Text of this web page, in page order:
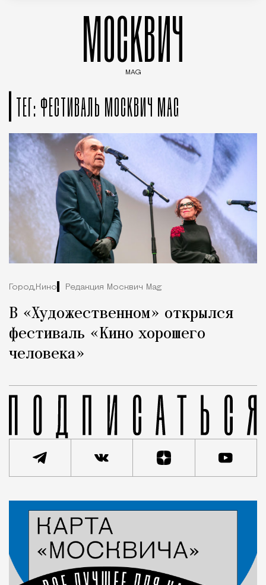
МОСКВИЧ
MAG
ТЕГ: ФЕСТИВАЛЬ МОСКВИЧ MAG
Город, Кино Редакция Москвич Mag
В «Художественном» открылся
фестиваль «Кино хорошего
человека»